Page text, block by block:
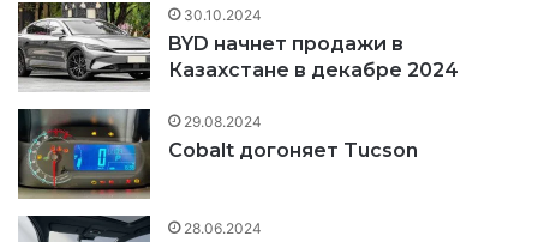
30.10.2024
BYD начнет продажи в
Казахстане в декабре 2024
29.08.2024
Cobalt догоняет Tucson
28.06.2024